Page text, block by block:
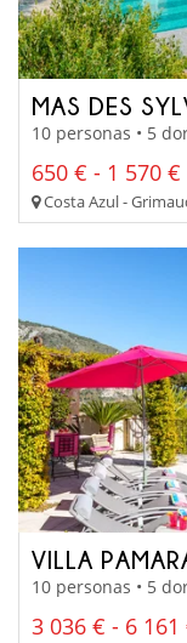
MAS DES
10 personas • 5
650 € - 1 570 €
Costa Azul -
VILLA
10 personas • 5
3 036 € - 6 161